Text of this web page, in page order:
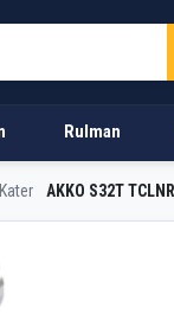
Rulman
AKKO S32T
Torna